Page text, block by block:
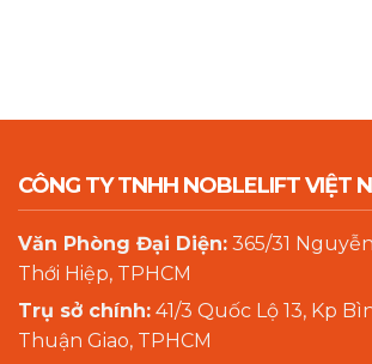
CÔNG TY TNHH NOBLELIFT VIỆT
Văn Phòng Đại Diện: 365/31
Thới Hiệp, TPHCM
Trụ sở chính: 41/3 Quốc Lộ 13, Kp
Thuận Giao, TPHCM